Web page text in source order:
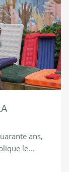
ans,
le...